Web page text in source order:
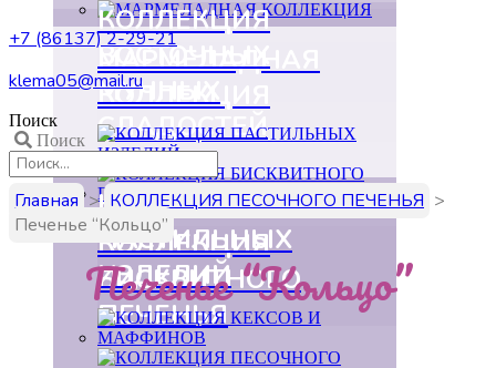
МАРМЕЛАДНАЯ
КОЛЛЕКЦИЯ
КОЛЛЕКЦИЯ
БИСКВИТНОГО
ПЕЧЕНЬЯ
КОЛЛЕКЦИЯ
ВОСТОЧНЫХ
МУЧНЫХ
СЛАДОСТЕЙ
КОЛЛЕКЦИЯ
ПАСТИЛЬНЫХ
ИЗДЕЛИЙ
+7 (86137) 2-29-21
klema05@mail.ru
Поиск
Поиск
Главная > КОЛЛЕКЦИЯ ПЕСОЧНОГО ПЕЧЕНЬЯ >
Печенье “Кольцо”
Печенье “Кольцо”